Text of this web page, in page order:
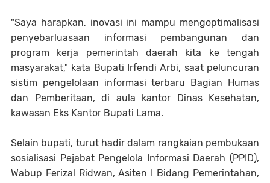
"Saya harapkan, inovasi ini mampu mengoptimalisasi
penyebarluasaan informasi pembangunan dan
program kerja pemerintah daerah kita ke tengah
masyarakat," kata Bupati Irfendi Arbi, saat peluncuran
sistim pengelolaan informasi terbaru Bagian Humas
dan Pemberitaan, di aula kantor Dinas Kesehatan,
kawasan Eks Kantor Bupati Lama.
Selain bupati, turut hadir dalam rangkaian pembukaan
sosialisasi Pejabat Pengelola Informasi Daerah (PPID),
Wabup Ferizal Ridwan, Asiten I Bidang Pemerintahan,